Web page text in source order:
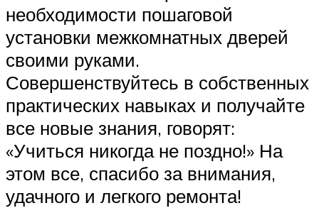
необходимости пошаговой
установки межкомнатных дверей
своими руками.
Совершенствуйтесь в собственных
практических навыках и получайте
все новые знания, говорят:
«Учиться никогда не поздно!» На
этом все, спасибо за внимания,
удачного и легкого ремонта!